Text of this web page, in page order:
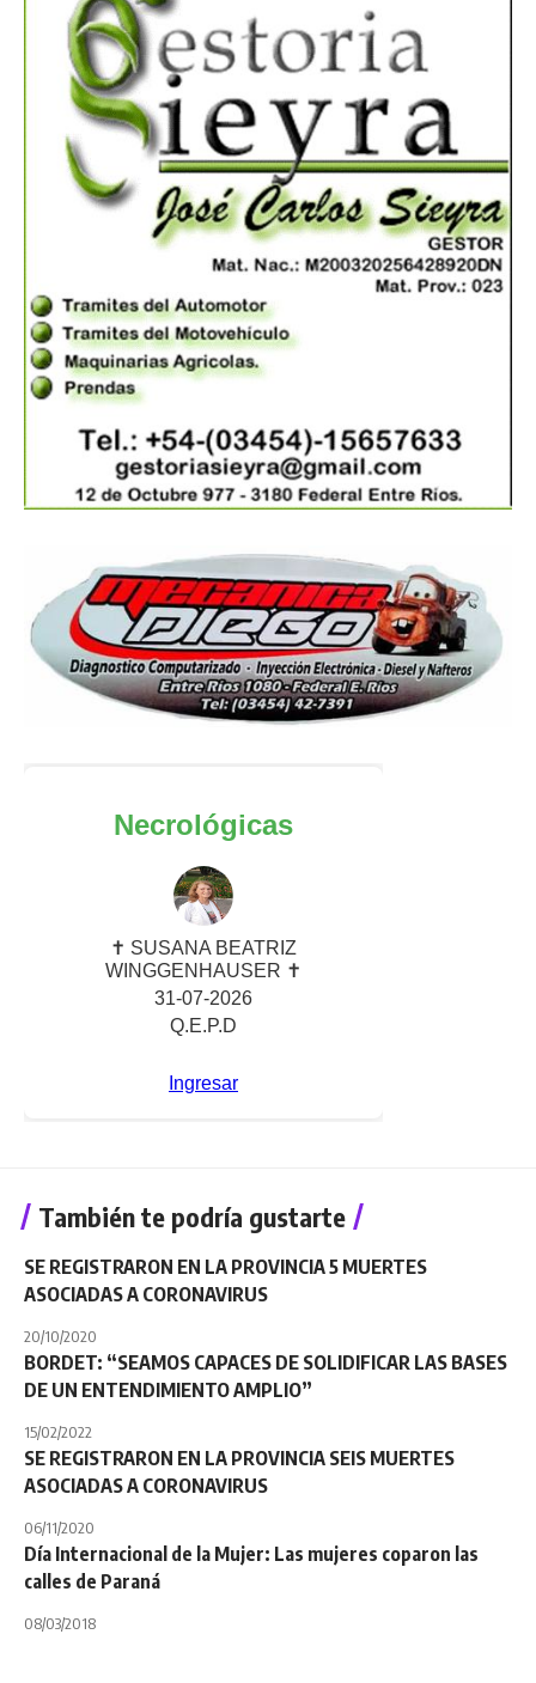
También te podría gustarte
SE REGISTRARON EN LA PROVINCIA 5 MUERTES
ASOCIADAS A CORONAVIRUS
20/10/2020
BORDET: “SEAMOS CAPACES DE SOLIDIFICAR LAS BASES
DE UN ENTENDIMIENTO AMPLIO”
15/02/2022
SE REGISTRARON EN LA PROVINCIA SEIS MUERTES
ASOCIADAS A CORONAVIRUS
06/11/2020
Día Internacional de la Mujer: Las mujeres coparon las
calles de Paraná
08/03/2018